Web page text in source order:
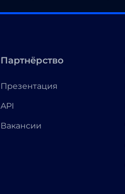
Партнёрство
Презентация
API
Вакансии